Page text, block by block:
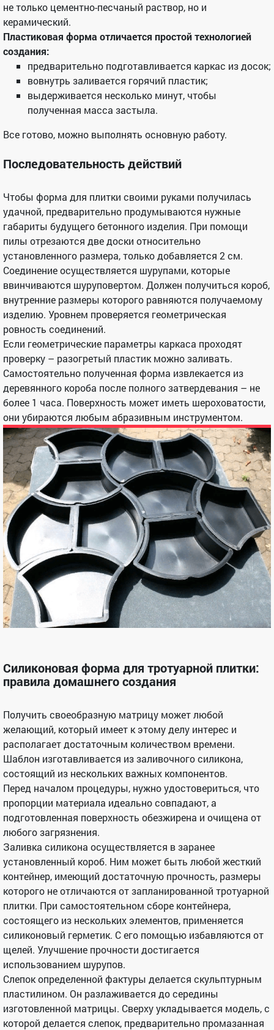
не только цементно-песчаный раствор, но и
керамический.
Пластиковая форма отличается простой технологией
создания:
предварительно подготавливается каркас из досок;
вовнутрь заливается горячий пластик;
выдерживается несколько минут, чтобы
полученная масса застыла.
Все готово, можно выполнять основную работу.
Последовательность действий
Чтобы форма для плитки своими руками получилась
удачной, предварительно продумываются нужные
габариты будущего бетонного изделия. При помощи
пилы отрезаются две доски относительно
установленного размера, только добавляется 2 см.
Соединение осуществляется шурупами, которые
ввинчиваются шуруповертом. Должен получиться короб,
внутренние размеры которого равняются получаемому
изделию. Уровнем проверяется геометрическая
ровность соединений.
Если геометрические параметры каркаса проходят
проверку – разогретый пластик можно заливать.
Самостоятельно полученная форма извлекается из
деревянного короба после полного затвердевания – не
более 1 часа. Поверхность может иметь шероховатости,
они убираются любым абразивным инструментом.
Силиконовая форма для тротуарной плитки:
правила домашнего создания
Получить своеобразную матрицу может любой
желающий, который имеет к этому делу интерес и
располагает достаточным количеством времени.
Шаблон изготавливается из заливочного силикона,
состоящий из нескольких важных компонентов.
Перед началом процедуры, нужно удостовериться, что
пропорции материала идеально совпадают, а
подготовленная поверхность обезжирена и очищена от
любого загрязнения.
Заливка силикона осуществляется в заранее
установленный короб. Ним может быть любой жесткий
контейнер, имеющий достаточную прочность, размеры
которого не отличаются от запланированной тротуарной
плитки. При самостоятельном сборе контейнера,
состоящего из нескольких элементов, применяется
силиконовый герметик. С его помощью избавляются от
щелей. Улучшение прочности достигается
использованием шурупов.
Слепок определенной фактуры делается скульптурным
пластилином. Он разлаживается до середины
изготовленной матрицы. Сверху укладывается модель, с
которой делается слепок, предварительно промазанная